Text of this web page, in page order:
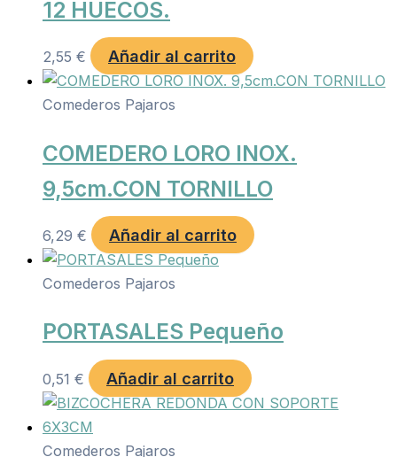
12 HUECOS.
2,55 € Añadir al carrito
Comederos Pajaros
COMEDERO LORO INOX.
9,5cm.CON TORNILLO
6,29 € Añadir al carrito
Comederos Pajaros
PORTASALES Pequeño
0,51 € Añadir al carrito
Comederos Pajaros